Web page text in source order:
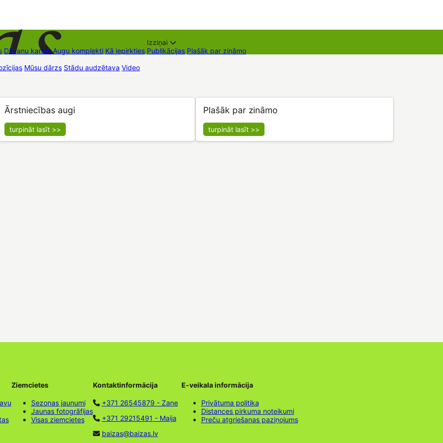
Dāvanu kartes Augu komplekti Kā iepirkties
Izziņai
Publikācijas Plašāk par zināmo
Mūsu dārzs Stādu audzētava Video
Ārstniecības augi
turpināt lasīt >>
Plašāk par zināmo
turpināt lasīt >>
Ziemcietes
Sezonas jaunumi
Jaunas fotogrāfijas
Visas ziemcietes
Kontaktinformācija
+371 26545879 - Zane
+371 29215491 - Maija
baizas@baizas.lv
E-veikala informācija
Privātuma politika
Distances pirkuma noteikumi
Preču atgriešanas paziņojums